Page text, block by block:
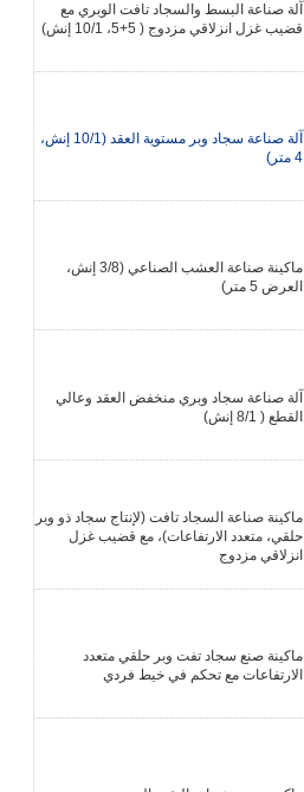
آلة صناعة البسط والسجاد تافت الوبري مع
قضيب غزل انزلاقي مزدوج ( 5+5، 10/1 إنش)
آلة صناعة سجاد وبر مستوية العقد (10/1 إنش،
4 متر)
ماكينة صناعة العشب الصناعي (3/8 إنش،
العرض 5 متر)
آلة صناعة سجاد وبري منخفض العقد وعالي
القطع ( 8/1 إنش)
ماكينة صناعة السجاد تافت (لإنتاج سجاد ذو وبر
حلقي، متعدد الارتفاعات)، مع قضيب غزل
انزلاقي مزدوج
ماكينة صنع سجاد تفت وبر حلقي متعدد
الارتفاعات مع تحكم في خيط فردي